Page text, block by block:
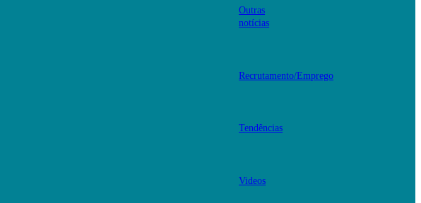
Outras
notícias
Recrutamento/Emprego
Tendências
Videos